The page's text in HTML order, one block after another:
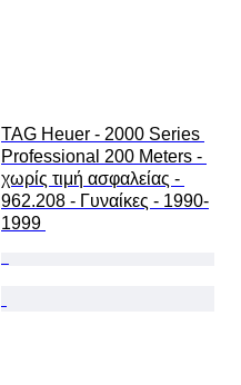
TAG Heuer - 2000 Series
Professional 200 Meters -
χωρίς τιμή ασφαλείας -
962.208 - Γυναίκες - 1990-
1999